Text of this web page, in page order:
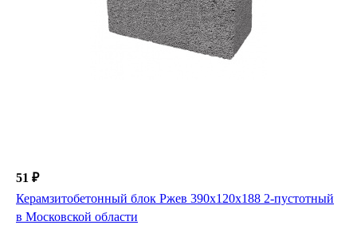
51 ₽
Керамзитобетонный блок Ржев 390х120х188 2-пустотный
в Московской области